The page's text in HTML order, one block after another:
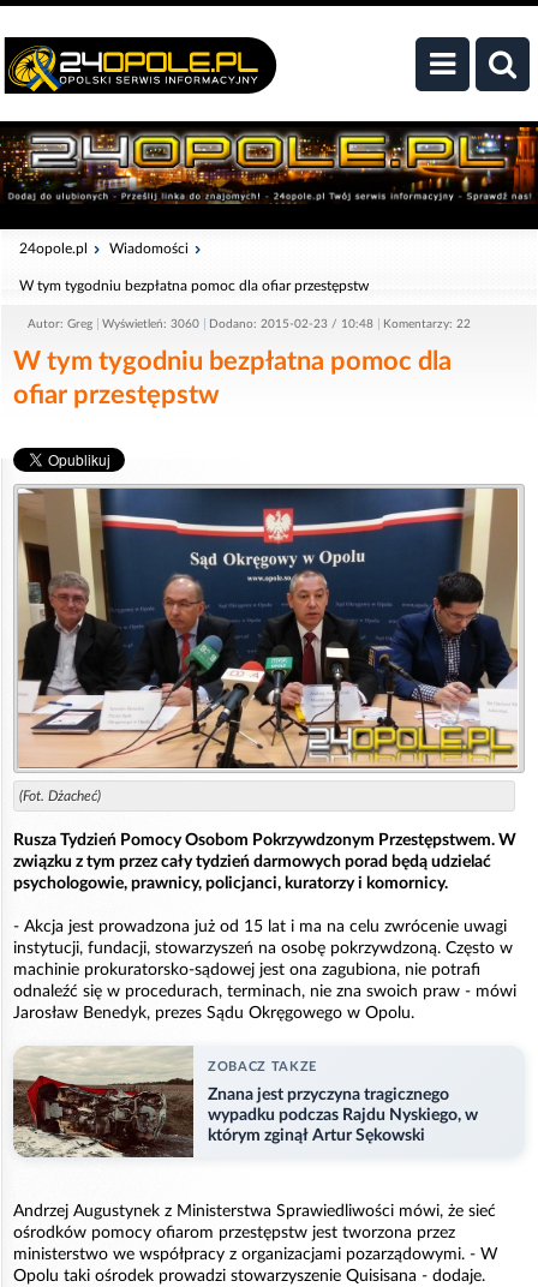
24opole.pl Wiadomości
W tym tygodniu bezpłatna pomoc dla ofiar przestępstw
Autor: Greg Wyświetleń: 3060 Dodano: 2015-02-23 / 10:48 Komentarzy: 22
W tym tygodniu bezpłatna pomoc dla
ofiar przestępstw
(Fot. Dżacheć)
Rusza Tydzień Pomocy Osobom Pokrzywdzonym Przestępstwem. W
związku z tym przez cały tydzień darmowych porad będą udzielać
psychologowie, prawnicy, policjanci, kuratorzy i komornicy.
- Akcja jest prowadzona już od 15 lat i ma na celu zwrócenie uwagi
instytucji, fundacji, stowarzyszeń na osobę pokrzywdzoną. Często w
machinie prokuratorsko-sądowej jest ona zagubiona, nie potrafi
odnaleźć się w procedurach, terminach, nie zna swoich praw - mówi
Jarosław Benedyk, prezes Sądu Okręgowego w Opolu.
ZOBACZ TAKZE
Znana jest przyczyna tragicznego
wypadku podczas Rajdu Nyskiego, w
którym zginął Artur Sękowski
Andrzej Augustynek z Ministerstwa Sprawiedliwości mówi, że sieć
ośrodków pomocy ofiarom przestępstw jest tworzona przez
ministerstwo we współpracy z organizacjami pozarządowymi. - W
Opolu taki ośrodek prowadzi stowarzyszenie Quisisana - dodaje.